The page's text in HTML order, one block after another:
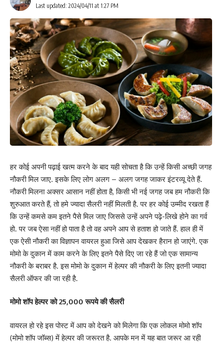
Last updated: 2024/04/11 at 1:27 PM
हर कोई अपनी पढ़ाई खत्म करने के बाद यही सोचता है कि उन्हें किसी अच्छी जगह
नौकरी मिल जाए. इसके लिए लोग अलग – अलग जगह जाकर इंटरव्यू देते हैं.
नौकरी मिलना अक्सर आसान नहीं होता है, किसी भी नई जगह जब हम नौकरी कि
शुरुआत करते हैं, तो हमे ज्यादा सैलरी नहीं मिलती है. पर हर कोई उम्मीद रखता हैं
कि उन्हें कमसे कम इतने पैसे मिल जाए जिससे उन्हें अपने पढ़े-लिखे होने का गर्व
हो. पर जब ऐसा नहीं हो पाता है तो वह अपने आप से हताश हो जाते हैं. हाल ही में
एक ऐसी नौकरी का विज्ञापन वायरल हुआ जिसे आप देखकर हैरान हो जाएंगे. एक
मोमो के दुकान में काम करने के लिए इतने पैसे दिए जा रहे हैं जो एक सामान्य
नौकरी के बराबर है. इस मोमो के दुकान में हेल्पर की नौकरी के लिए इतनी ज्यादा
सैलरी ऑफर की जा रही है.
मोमो शॉप हेल्पर को 25,000 रूपये की सैलरी
वायरल हो रहे इस पोस्ट में आप को देखने को मिलेगा कि एक लोकल मोमो शॉप
(मोमो शॉप जॉब्स) में हेल्पर की जरूरत है. आपके मन में यह बात जरूर आ रही